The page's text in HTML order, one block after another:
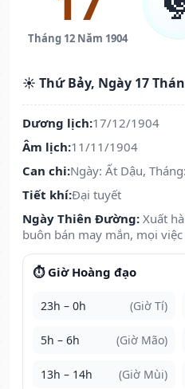
Tháng 12 Năm 1904
☀️ Thứ Bảy, Ngày 17
Dương lịch:17/12/1904
Âm lịch:11/11/1904
Can chi:Ngày: Ất Dậu,
Tiết khí:Đại tuyết
Ngày Thiên Đường: Xuất
buôn bán may mắn, mọi
⏱️ Giờ Hoàng đạo
23h – 0h (Giờ Tí)
5h – 6h (Giờ Mão)
13h – 14h (Giờ Mùi)